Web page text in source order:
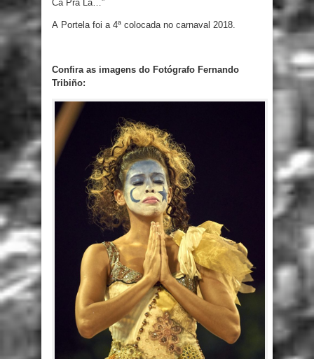
Cá Pra Lá…”
A Portela foi a 4ª colocada no carnaval 2018.
Confira as imagens do Fotógrafo Fernando
Tribiño: